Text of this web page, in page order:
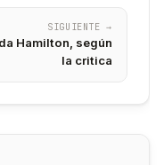
SIGUIENTE →
Hamilton, según
la critica